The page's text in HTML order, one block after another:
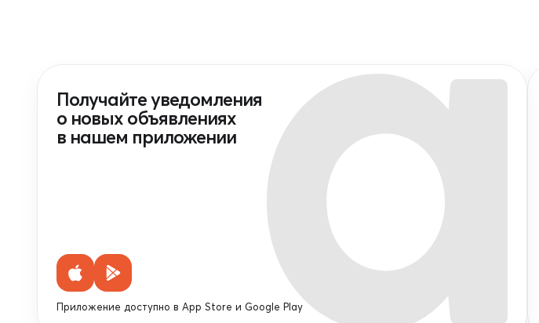
Получайте уведомления
о новых объявлениях
в нашем приложении
Приложение доступно в App Store и Google Play